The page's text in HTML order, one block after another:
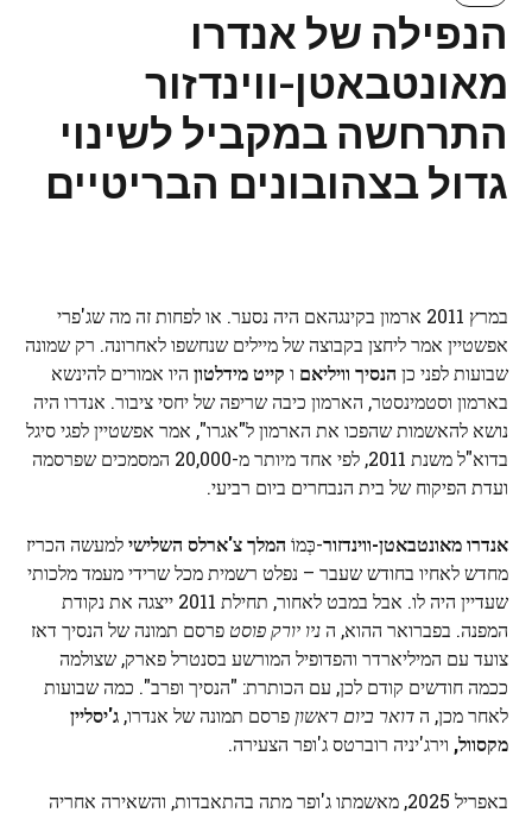
הנפילה של אנדרו
מאונטבאטן-ווינדזור
התרחשה במקביל לשינוי
גדול בצהובונים הבריטיים
במרץ 2011 ארמון בקינגהאם היה נסער. או לפחות זה מה שג'פרי
אפשטיין אמר ליחצן בקבוצה של מיילים שנחשפו לאחרונה. רק שמונה
שבועות לפני כן הנסיך וויליאם ו קייט מידלטון היו אמורים להינשא
בארמון וסטמינסטר, הארמון כיבה שריפה של יחסי ציבור. אנדרו היה
נושא להאשמות שהפכו את הארמון ל"אגרו", אמר אפשטיין לפגי סיגל
בדוא"ל משנת 2011, לפי אחד מיותר מ-20,000 המסמכים שפרסמה
ועדת הפיקוח של בית הנבחרים ביום רביעי.
אנדרו מאונטבאטן-ווינדזור-כְּמוֹ המלך צ'ארלס השלישילמעשה הכריז
מחדש לאחיו בחודש שעבר – נפלט רשמית מכל שרידי מעמד מלכותי
שעדיין היה לו. אבל במבט לאחור, תחילת 2011 ייצגה את נקודת
המפנה. בפברואר ההוא, הניו יורק פוסט פרסם תמונה של הנסיך דאז
צועד עם המיליארדר והפדופיל המורשע בסנטרל פארק, שצולמה
ככמה חודשים קודם לכן, עם הכותרת: "הנסיך ופרב". כמה שבועות
לאחר מכן, הדואר ביום ראשון פרסם תמונה של אנדרו, ג'יסליין
מקסוול, וירג'יניה רוברטס ג'ופר הצעירה.
באפריל 2025, מאשמתו ג'ופר מתה בהתאבדות, והשאירה אחריה